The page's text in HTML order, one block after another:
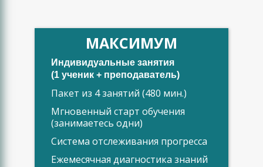
МАКСИМУМ
Индивидуальные занятия
(1 ученик + преподаватель)
Пакет из 4 занятий (480 мин.)
Мгновенный старт обучения
(занимаетесь одни)
Система отслеживания прогресса
Ежемесячная диагностика знаний